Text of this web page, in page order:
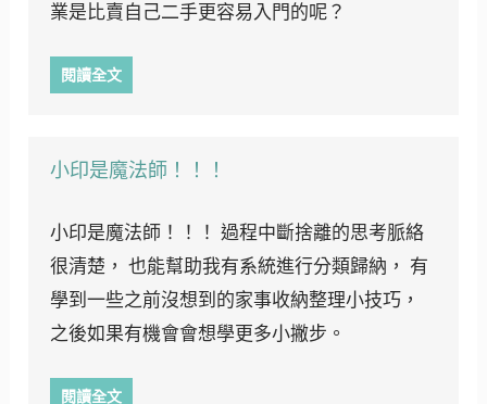
業是比賣自己二手更容易入門的呢？
閱讀全文
小印是魔法師！！！
小印是魔法師！！！ 過程中斷捨離的思考脈絡
很清楚， 也能幫助我有系統進行分類歸納， 有
學到一些之前沒想到的家事收納整理小技巧，
之後如果有機會會想學更多小撇步。
閱讀全文